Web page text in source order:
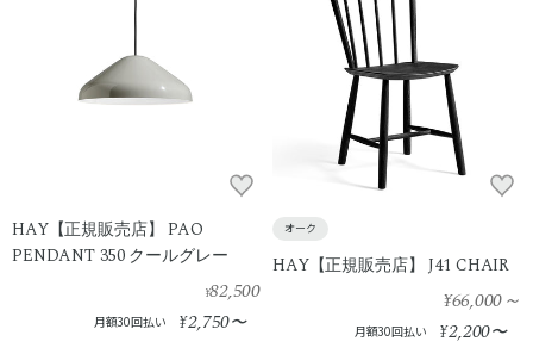
HAY【正規販売店】 PAO
PENDANT 350 クールグレー
¥82,500
月額30回払い ¥2,750〜
オーク
HAY【正規販売店】 J41 CHAIR
¥66,000～
月額30回払い ¥2,200〜